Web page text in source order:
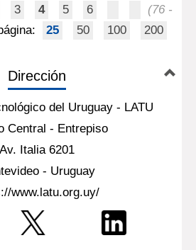
cargo handling
|Montreal [CANADA] :
3 4 5 6
25 50
Dirección